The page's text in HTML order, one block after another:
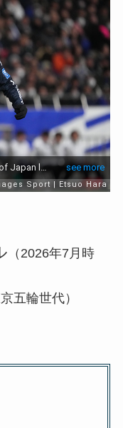
（2026年7月時
五輪世代）